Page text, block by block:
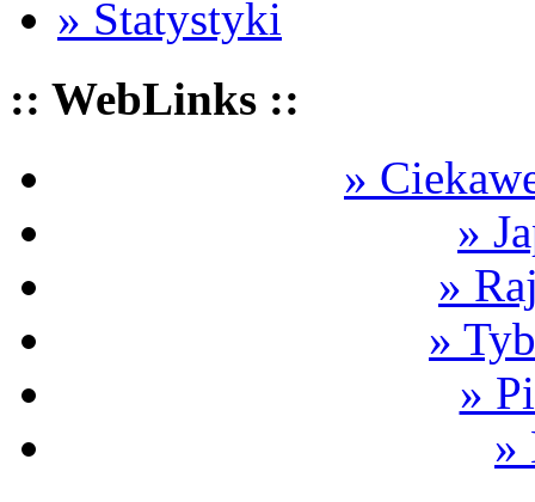
» Statystyki
:: WebLinks ::
»
»
»
»
»
»